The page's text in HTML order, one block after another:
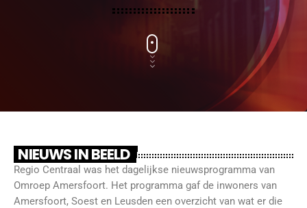
NIEUWS IN BEELD
Regio Centraal was het dagelijkse nieuwsprogramma van
Omroep Amersfoort. Het programma gaf de inwoners van
Amersfoort, Soest en Leusden een overzicht van wat er die